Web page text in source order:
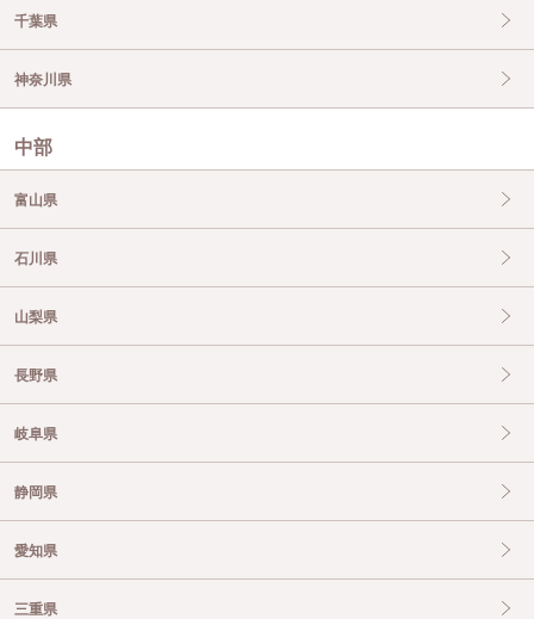
千葉県
神奈川県
中部
富山県
石川県
山梨県
長野県
岐阜県
静岡県
愛知県
三重県